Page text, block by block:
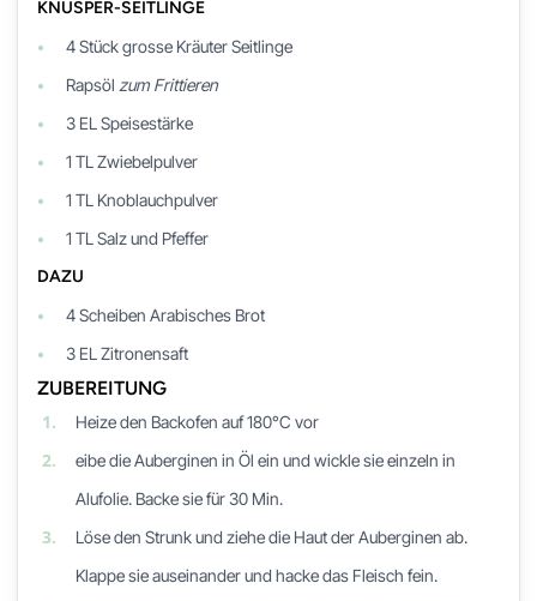
KNUSPER-SEITLINGE
4Stückgrosse Kräuter Seitlinge
Rapsöl zum Frittieren
3 EL Speisestärke
1 TL Zwiebelpulver
1 TL Knoblauchpulver
1 TL Salz und Pfeffer
DAZU
4Scheiben Arabisches Brot
3 EL Zitronensaft
ZUBEREITUNG
1.
Heize den Backofen auf 180°C vor
2.
eibe die Auberginen in Öl ein und wickle sie einzeln in
Alufolie. Backe sie für 30 Min.
3.
Löse den Strunk und ziehe die Haut der Auberginen ab.
Klappe sie auseinander und hacke das Fleisch fein.